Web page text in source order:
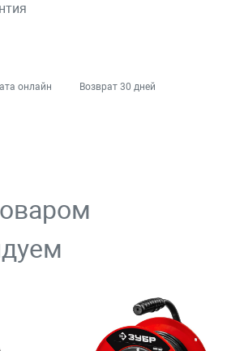
онлайн Возврат 30 дней